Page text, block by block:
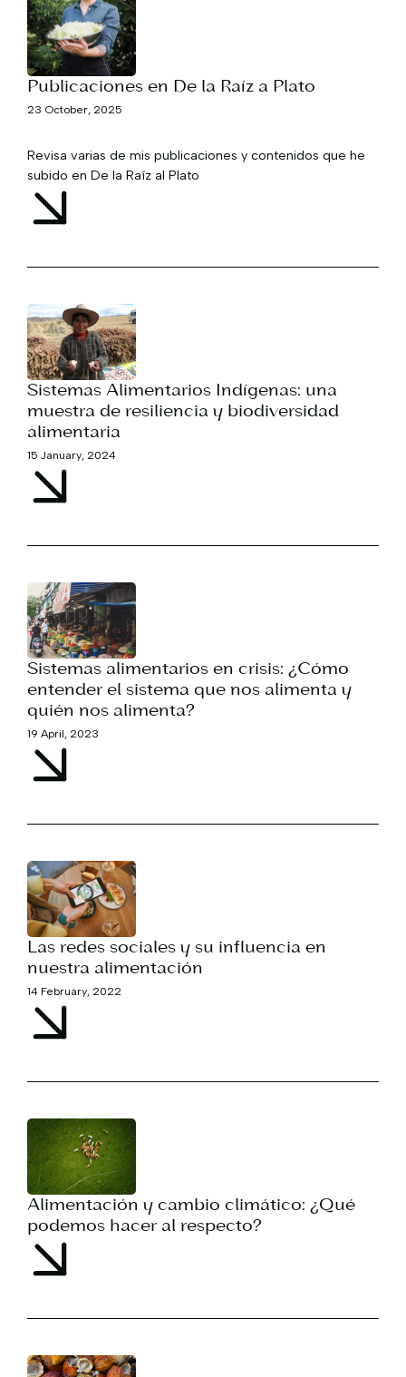
Publicaciones en De la Raíz a Plato
23 October, 2025
Revisa varias de mis publicaciones y contenidos que he
subido en De la Raíz al Plato
Sistemas Alimentarios Indígenas: una
muestra de resiliencia y biodiversidad
alimentaria
15 January, 2024
Sistemas alimentarios en crisis: ¿Cómo
entender el sistema que nos alimenta y
quién nos alimenta?
19 April, 2023
Las redes sociales y su influencia en
nuestra alimentación
14 February, 2022
Alimentación y cambio climático: ¿Qué
podemos hacer al respecto?